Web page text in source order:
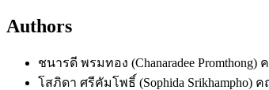
Authors
ชนารดี พรมทอง (Chanaradee Promthong)
โสภิดา ศรีคัมโพธิ์ (Sophida Srikhampho) ค